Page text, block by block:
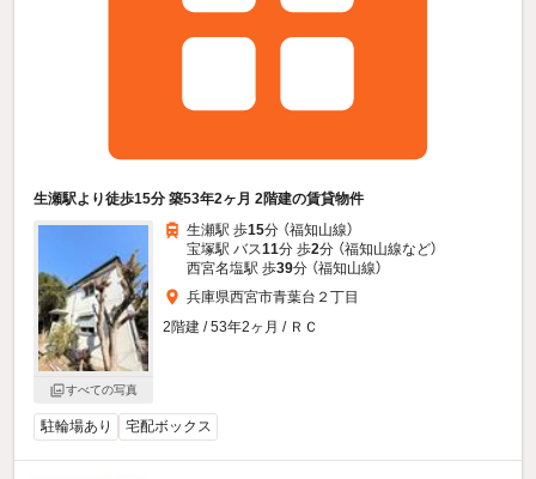
生瀬駅より徒歩15分 築53年2ヶ月 2階建の賃貸物件
すべての写真
生瀬駅 歩15分 （福知山線）
宝塚駅 バス11分 歩2分 （福知山線など）
西宮名塩駅 歩39分 （福知山線）
兵庫県西宮市青葉台２丁目
2階建 / 53年2ヶ月 / ＲＣ
駐輪場あり 宅配ボックス